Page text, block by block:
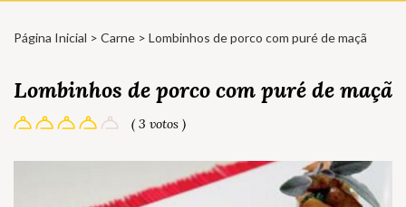
Página Inicial > Carne > Lombinhos de porco com puré de maçã
Lombinhos de porco com puré de maçã
( 3 votos )